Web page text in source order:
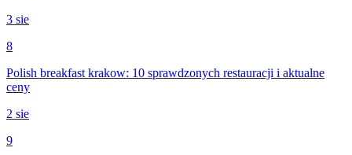
3 sie
8
Polish breakfast krakow: 10 sprawdzonych restauracji i aktualne
ceny
2 sie
9